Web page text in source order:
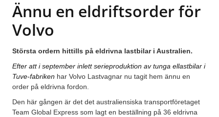
Ännu en eldriftsorder för
Volvo
Största ordern hittills på eldrivna lastbilar i Australien.
Efter att i september inlett serieproduktion av tunga ellastbilar i
Tuve-fabriken har Volvo Lastvagnar nu tagit hem ännu en
order på eldrivna fordon.
Den här gången är det det australiensiska transportföretaget
Team Global Express som lagt en beställning på 36 eldrivna